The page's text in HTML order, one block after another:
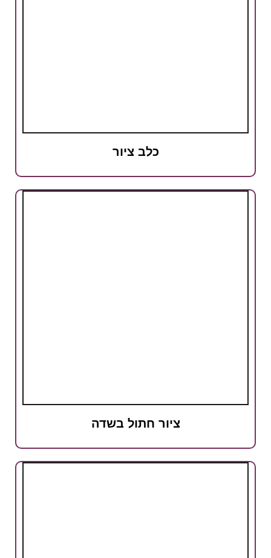
כלב ציור
ציור חתול בשדה